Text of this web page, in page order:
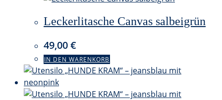
Leckerlitasche Canvas salbeigrün
49,00€
IN DEN WARENKORB